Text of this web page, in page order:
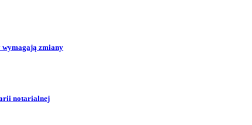
wymagają zmiany
notarialnej